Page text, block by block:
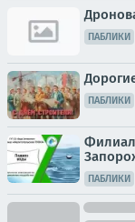
ПАБЛИКИ
ПАБЛИКИ
ПАБЛИКИ